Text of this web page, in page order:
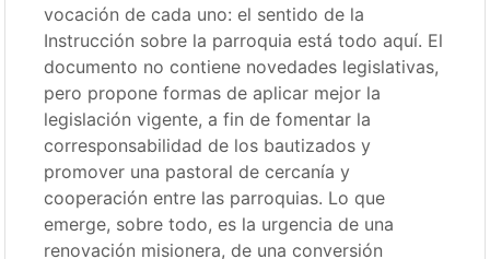
vocación de cada uno: el sentido de la
Instrucción sobre la parroquia está todo aquí. El
documento no contiene novedades legislativas,
pero propone formas de aplicar mejor la
legislación vigente, a fin de fomentar la
corresponsabilidad de los bautizados y
promover una pastoral de cercanía y
cooperación entre las parroquias. Lo que
emerge, sobre todo, es la urgencia de una
renovación misionera, de una conversión